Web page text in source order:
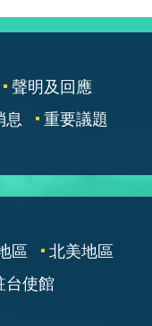
聲明及回應
息
重要議題
區
北美地區
台使館